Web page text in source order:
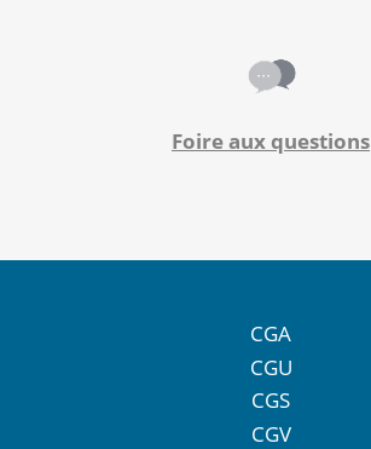
Foire aux questions
CGA
CGU
CGS
CGV